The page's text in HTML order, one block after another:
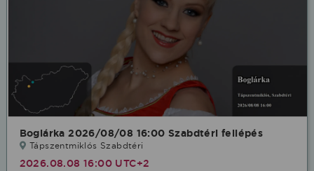
Boglárka 2026/08/08 16:00 Szabdtéri fellépés
Tápszentmiklós Szabdtéri
2026.08.08 16:00 UTC+2